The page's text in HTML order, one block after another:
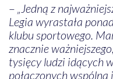
– „Jedną z
Legia wyrastała
klubu sportowego.
znacznie
tysięcy ludzi idących
połączonych